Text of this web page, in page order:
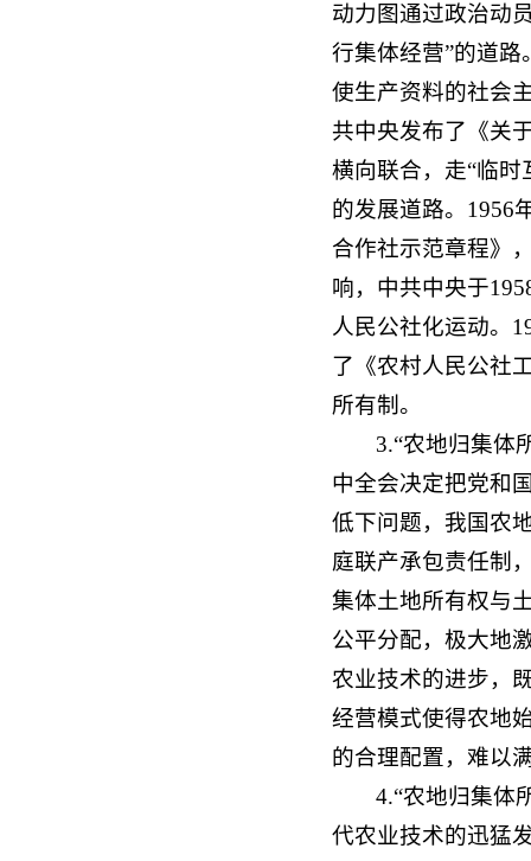
动力图通过政治动
行集体经营”的道
使生产资料的社会
共中央发布了《关
横向联合，走“临
的发展道路。1956
合作社示范章程》
响，中共中央于
人民公社化运动。
了《农村人民公社
所有制。
3.“农地归集体
中全会决定把党和
低下问题，我国农
庭联产承包责任制
集体土地所有权与
公平分配，极大地
农业技术的进步，
经营模式使得农地
的合理配置，难以
4.“农地归集体
代农业技术的迅猛